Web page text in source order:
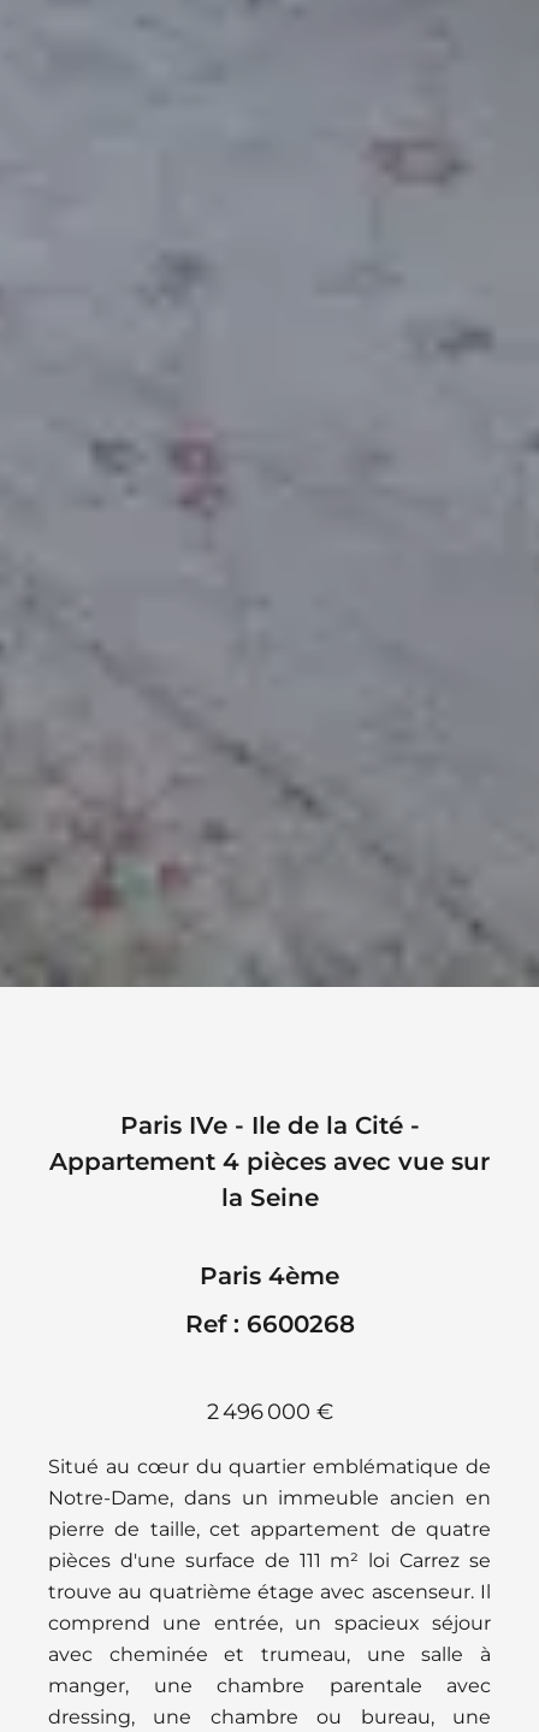
Paris IVe - Ile de la Cité -
Appartement 4 pièces avec vue sur
la Seine
Paris 4ème
Ref : 6600268
2 496 000 €
Situé au cœur du quartier emblématique de
Notre-Dame, dans un immeuble ancien en
pierre de taille, cet appartement de quatre
pièces d'une surface de 111 m² loi Carrez se
trouve au quatrième étage avec ascenseur. Il
comprend une entrée, un spacieux séjour
avec cheminée et trumeau, une salle à
manger, une chambre parentale avec
dressing, une chambre ou bureau, une